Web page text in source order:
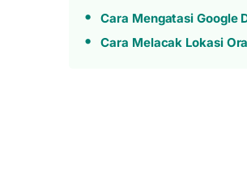
Cara Mengatasi Google
Cara Melacak Lokasi